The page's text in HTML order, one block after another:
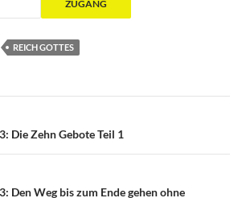
REICH GOTTES
Die Zehn Gebote Teil 1
Den Weg bis zum Ende gehen ohne